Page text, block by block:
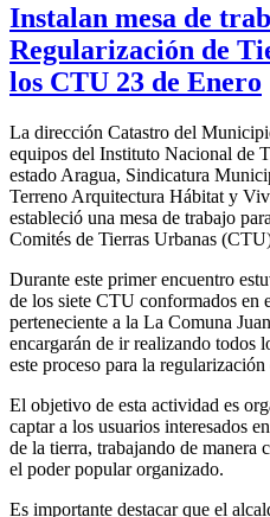
Instalan mesa de
Regularización de
los CTU 23 de Enero
La dirección Catastro del
equipos del Instituto Nacional de
estado Aragua, Sindicatura
Terreno Arquitectura Hábitat y
estableció una mesa de trabajo
Comités de Tierras Urbanas
Durante este primer encuentro
de los siete CTU conformados en
perteneciente a la La Comuna
encargarán de ir realizando todos
este proceso para la
El objetivo de esta actividad es
captar a los usuarios interesados
de la tierra, trabajando de manera
el poder popular organizado.
Es importante destacar que el